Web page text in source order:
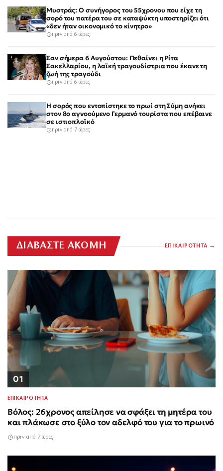
Μυστράς: Ο συνήγορος του 55χρονου που είχε τη
σορό του πατέρα του σε καταψύκτη υποστηρίζει ότι
«δεν ήταν οικονομικό το κίνητρο»
πριν από 6 ώρες
Σαν σήμερα 6 Αυγούστου: Πεθαίνει η Ρίτα
Σακελλαρίου, η λαϊκή τραγουδίστρια που έκανε τη
ζωή της τραγούδι
πριν από 6 ώρες
Η σορός που εντοπίστηκε το πρωί στη Σύμη ανήκει
στον 8ο αγνοούμενο Γερμανό τουρίστα που επέβαινε
σε ιστιοπλοϊκό
πριν από 7 ώρες
ΔΙΑΒΑΣΤΕ ΑΚΟΜΗ ΕΠΙΚΑΙΡΟΤΗΤΑ
01
ΕΠΙΚΑΙΡΟΤΗΤΑ
Βόλος: 26χρονος απείλησε να σφάξει τη μητέρα του
και πλάκωσε στο ξύλο τον αδελφό του για το πρωινό
πριν από 7 ώρες